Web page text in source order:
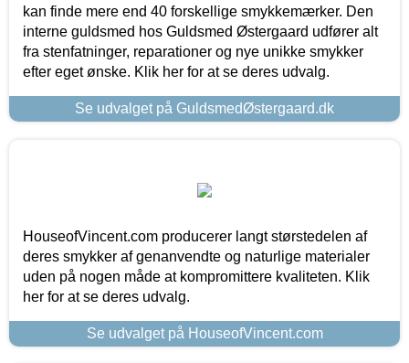
kan finde mere end 40 forskellige smykkemærker. Den
interne guldsmed hos Guldsmed Østergaard udfører alt
fra stenfatninger, reparationer og nye unikke smykker
efter eget ønske. Klik her for at se deres udvalg.
Se udvalget på GuldsmedØstergaard.dk
HouseofVincent.com producerer langt størstedelen af
deres smykker af genanvendte og naturlige materialer
uden på nogen måde at kompromittere kvaliteten. Klik
her for at se deres udvalg.
Se udvalget på HouseofVincent.com